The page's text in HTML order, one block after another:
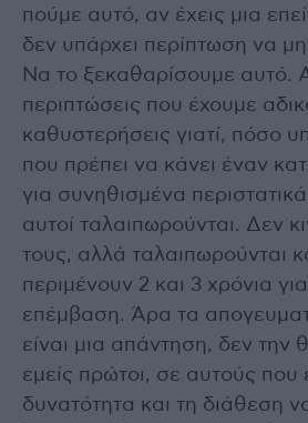
πούμε αυτό, αν έχεις μια
δεν υπάρχει περίπτωση να
Να το ξεκαθαρίσουμε αυτό.
περιπτώσεις που έχουμε
καθυστερήσεις γιατί, πόσο
που πρέπει να κάνει έναν
για συνηθισμένα
αυτοί ταλαιπωρούνται. Δεν
τους, αλλά ταλαιπωρούνται
περιμένουν 2 και 3 χρόνια για
επέμβαση. Άρα τα
είναι μια απάντηση, δεν την
εμείς πρώτοι, σε αυτούς που
δυνατότητα και τη διάθεση